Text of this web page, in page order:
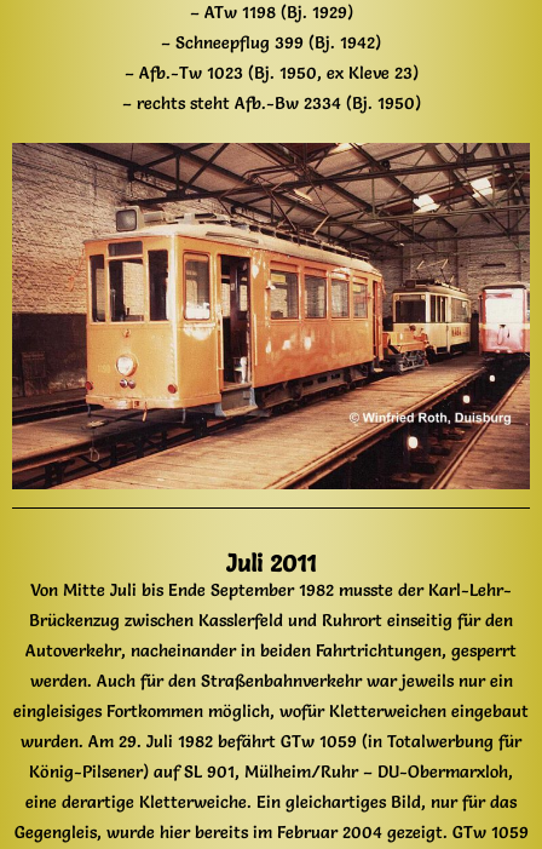
– ATw 1198 (Bj. 1929)
– Schneepflug 399 (Bj. 1942)
– Afb.-Tw 1023 (Bj. 1950, ex Kleve 23)
– rechts steht Afb.-Bw 2334 (Bj. 1950)
Juli 2011
Von Mitte Juli bis Ende September 1982 musste der Karl-Lehr-
Brückenzug zwischen Kasslerfeld und Ruhrort einseitig für den
Autoverkehr, nacheinander in beiden Fahrtrichtungen, gesperrt
werden. Auch für den Straßenbahnverkehr war jeweils nur ein
eingleisiges Fortkommen möglich, wofür Kletterweichen eingebaut
wurden. Am 29. Juli 1982 befährt GTw 1059 (in Totalwerbung für
König-Pilsener) auf SL 901, Mülheim/Ruhr – DU-Obermarxloh,
eine derartige Kletterweiche. Ein gleichartiges Bild, nur für das
Gegengleis, wurde hier bereits im Februar 2004 gezeigt. GTw 1059